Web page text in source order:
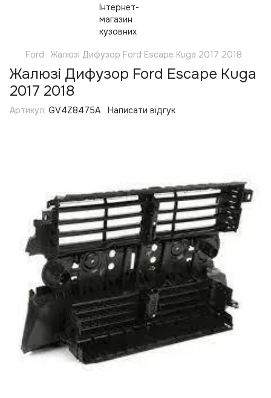
Ford Жалюзі Дифузор Ford Escape Kuga 2017 2018
Жалюзі Дифузор Ford Escape Kuga
2017 2018
Артикул: GV4Z8475A Написати відгук